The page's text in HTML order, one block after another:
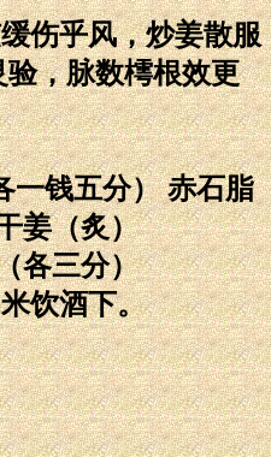
伤乎风，炒姜散服
，脉数樗根效更
一钱五分） 赤石脂
姜（炙）
各三分）
饮酒下。